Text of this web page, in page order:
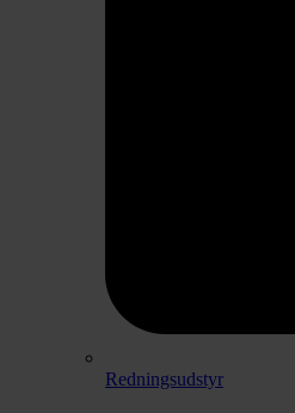
Redningsudstyr